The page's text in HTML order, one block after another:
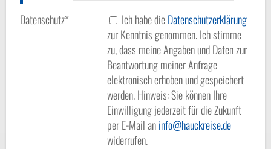
Datenschutz*
Ich habe dieDatenschutzerklärung
zur Kenntnis genommen. Ich stimme
zu, dass meine Angaben und Daten zur
Beantwortung meiner Anfrage
elektronisch erhoben und gespeichert
werden. Hinweis: Sie können Ihre
Einwilligung jederzeit für die Zukunft
per E-Mail aninfo
hauckreise.de
widerrufen.